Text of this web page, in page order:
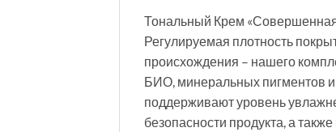
Тональный Крем
Регулируемая плотность
происхождения – нашего
БИО, минеральных пигментов
поддерживают уровень
безопасности продукта, а